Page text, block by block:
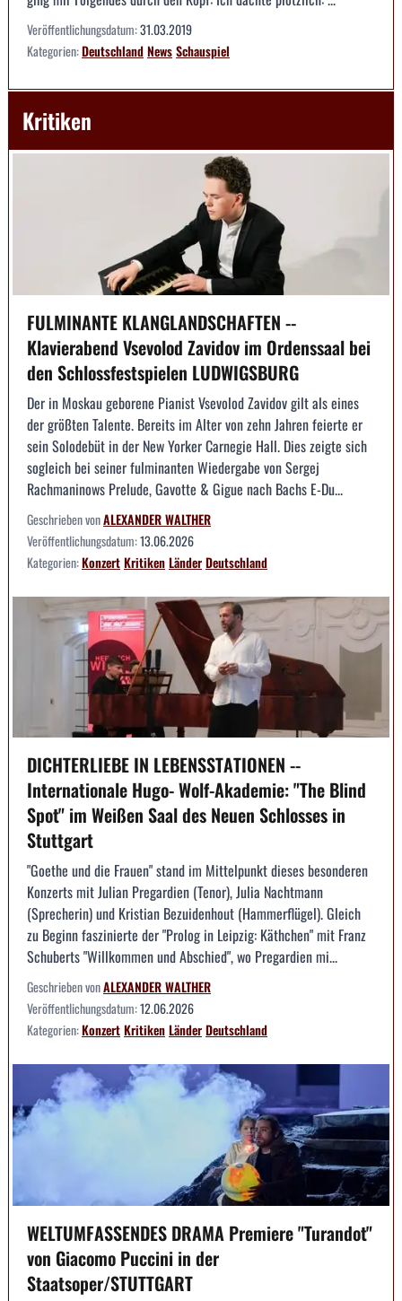
Veröffentlichungsdatum:31.03.2019
Kategorien:DeutschlandNewsSchauspiel
Kritiken
FULMINANTE KLANGLANDSCHAFTEN --
Klavierabend Vsevolod Zavidov im Ordenssaal bei
den Schlossfestspielen LUDWIGSBURG
Der in Moskau geborene Pianist Vsevolod Zavidov gilt als eines
der größten Talente. Bereits im Alter von zehn Jahren feierte er
sein Solodebüt in der New Yorker Carnegie Hall. Dies zeigte sich
sogleich bei seiner fulminanten Wiedergabe von Sergej
Rachmaninows Prelude, Gavotte & Gigue nach Bachs E-Du...
Geschrieben vonALEXANDER WALTHER
Veröffentlichungsdatum:13.06.2026
Kategorien:KonzertKritikenLänderDeutschland
DICHTERLIEBE IN LEBENSSTATIONEN --
Internationale Hugo- Wolf-Akademie: "The Blind
Spot" im Weißen Saal des Neuen Schlosses in
Stuttgart
"Goethe und die Frauen" stand im Mittelpunkt dieses besonderen
Konzerts mit Julian Pregardien (Tenor), Julia Nachtmann
(Sprecherin) und Kristian Bezuidenhout (Hammerflügel). Gleich
zu Beginn faszinierte der "Prolog in Leipzig: Käthchen" mit Franz
Schuberts "Willkommen und Abschied", wo Pregardien mi...
Geschrieben vonALEXANDER WALTHER
Veröffentlichungsdatum:12.06.2026
Kategorien:KonzertKritikenLänderDeutschland
WELTUMFASSENDES DRAMA Premiere "Turandot"
von Giacomo Puccini in der
Staatsoper/STUTTGART